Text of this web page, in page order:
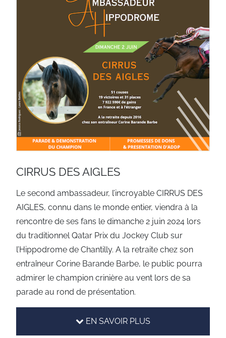
CIRRUS DES AIGLES
Le second ambassadeur, l’incroyable CIRRUS DES
AIGLES, connu dans le monde entier, viendra à la
rencontre de ses fans le dimanche 2 juin 2024 lors
du traditionnel Qatar Prix du Jockey Club sur
l’Hippodrome de Chantilly. A la retraite chez son
entraîneur Corine Barande Barbe, le public pourra
admirer le champion crinière au vent lors de sa
parade au rond de présentation.
EN SAVOIR PLUS